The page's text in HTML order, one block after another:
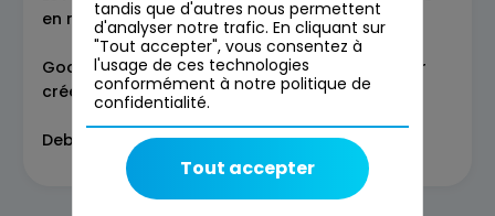
en main de lovable
Google AI Studio : présentation & exercice pour
créer un agent/assistant IA
Debrief & prochaines étapes
tandis que d'autres nous permettent
d'analyser notre trafic. En cliquant sur
"Tout accepter", vous consentez à
l'usage de ces technologies
conformément à notre politique de
confidentialité.
Tout accepter